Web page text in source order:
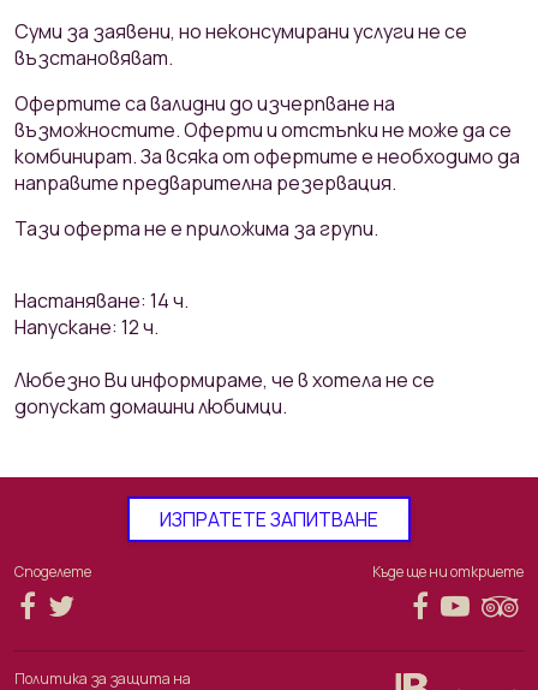
Суми за заявени, но неконсумирани услуги не се
възстановяват.
Офертите са валидни до изчерпване на
възможностите. Оферти и отстъпки не може да се
комбинират. За всяка от офертите е необходимо да
направите предварителна резервация.
Тази оферта не е приложима за групи.
Настаняване: 14 ч.
Напускане: 12 ч.
Любезно Ви информираме, че в хотела не се
допускат домашни любимци.
ИЗПРАТЕТЕ ЗАПИТВАНЕ
Споделете Къде ще ни откриете
Политика за защита на